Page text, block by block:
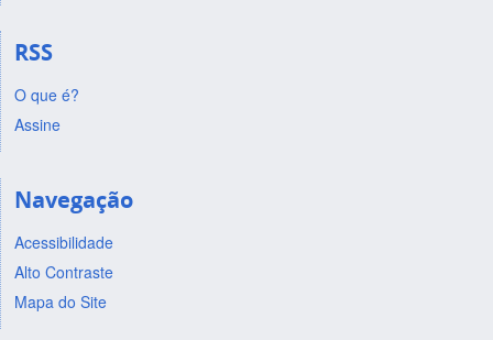
RSS
O que é?
Assine
Navegação
Acessibilidade
Alto Contraste
Mapa do Site